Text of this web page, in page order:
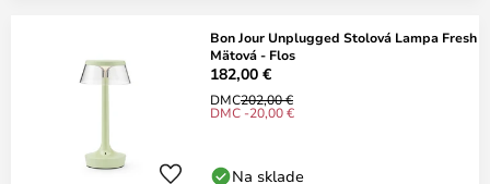
Bon Jour Unplugged Stolová Lampa Fresh
Mätová - Flos
182,00 €
DMC202,00 €
DMC -20,00 €
Na sklade